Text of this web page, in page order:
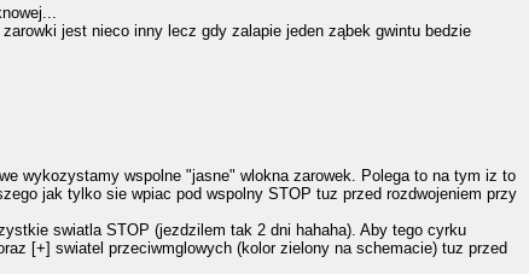
jest nieco inny lecz gdy zalapie jeden ząbek gwintu bedzie
wykozystamy wspolne "jasne" wlokna zarowek. Polega to na tym iz to
jak tylko sie wpiac pod wspolny STOP tuz przed rozdwojeniem przy
swiatla STOP (jezdzilem tak 2 dni hahaha). Aby tego cyrku
[+] swiatel przeciwmglowych (kolor zielony na schemacie) tuz przed